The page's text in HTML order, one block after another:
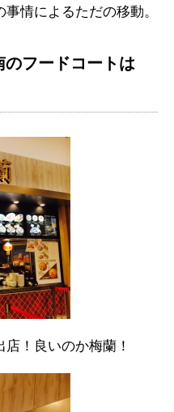
情によるただの移動。
フードコートは
！良いのか梅蘭！